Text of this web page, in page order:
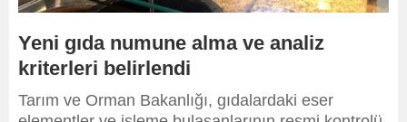
Yeni gıda numune alma ve analiz
kriterleri belirlendi
Tarım ve Orman Bakanlığı, gıdalardaki eser